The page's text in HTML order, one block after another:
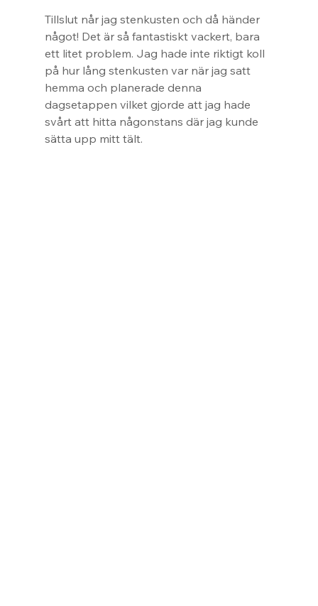
Tillslut når jag stenkusten och då händer
något! Det är så fantastiskt vackert, bara
ett litet problem. Jag hade inte riktigt koll
på hur lång stenkusten var när jag satt
hemma och planerade denna
dagsetappen vilket gjorde att jag hade
svårt att hitta någonstans där jag kunde
sätta upp mitt tält.